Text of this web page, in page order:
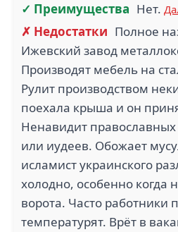
ТОРГОВАЯ КОМПАНИЯ 5
СЕЗОНОВ (5)
5
РЕГОРСТРОЙИННОВАЦИИ
(5)
✓ Преимущества Нет.
✗ Недостатки Полное
Ижевский завод
Производят мебель на
Рулит производством
поехала крыша и он
Ненавидит православных
или иудеев. Обожает
исламист украинского
холодно, особенно когда
ворота. Часто работники
температурят. Врёт в